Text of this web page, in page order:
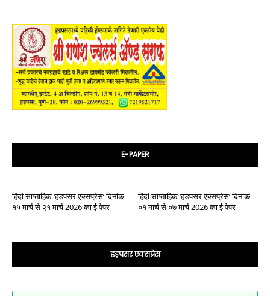
E-PAPER
हिंदी साप्ताहिक ‘हड़पसर एक्सप्रेस’ दिनांक
१५ मार्च से २१ मार्च 2026 का ई पेपर
हिंदी साप्ताहिक ‘हड़पसर एक्सप्रेस’ दिनांक
०१ मार्च से ०७ मार्च 2026 का ई पेपर
हड़पसर एक्सप्रेस